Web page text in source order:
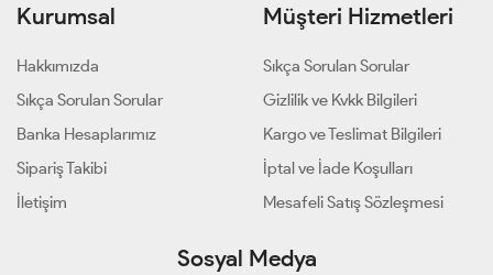
Kurumsal
Hakkımızda
Sıkça Sorulan Sorular
Banka Hesaplarımız
Sipariş Takibi
İletişim
Müşteri Hizmetleri
Sıkça Sorulan Sorular
Gizlilik ve Kvkk Bilgileri
Kargo ve Teslimat Bilgileri
İptal ve İade Koşulları
Mesafeli Satış Sözleşmesi
Sosyal Medya